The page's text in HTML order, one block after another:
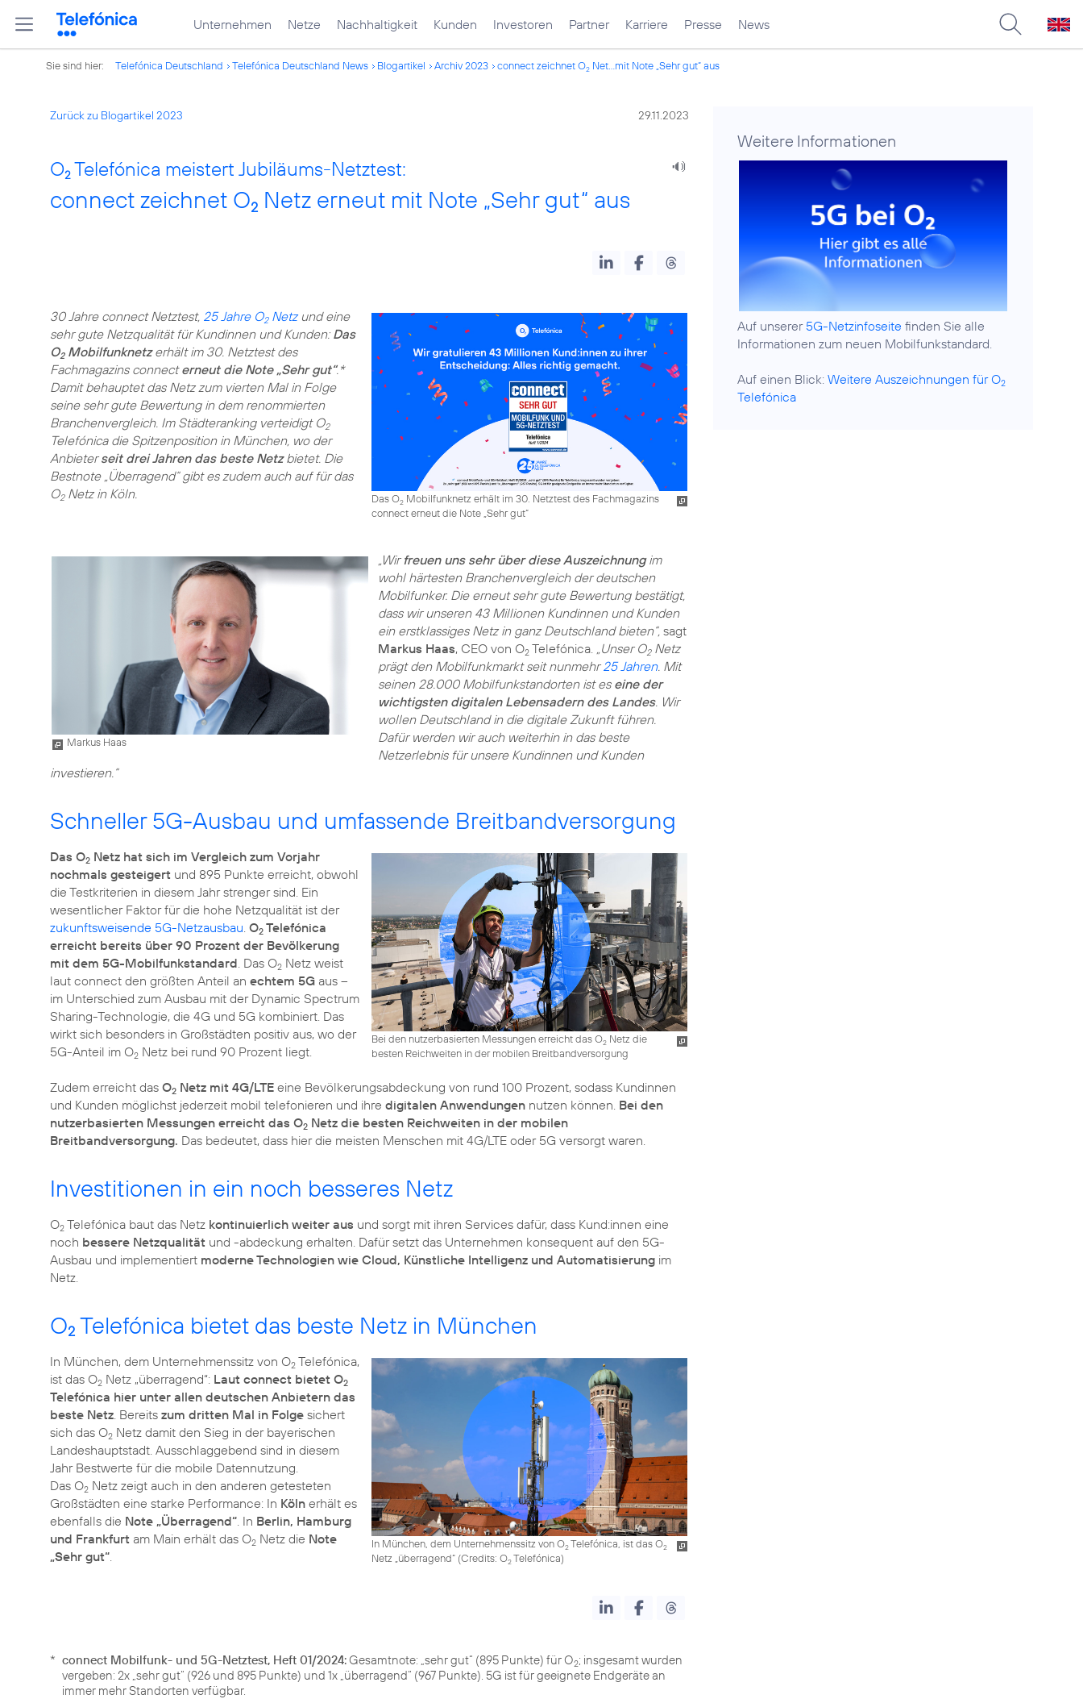
Unternehmen Netze Nachhaltigkeit Kunden Investoren Partner Karriere Presse News
Sie sind hier: Telefónica Deutschland Telefónica Deutschland News Blogartikel Archiv 2023 connect zeichnet O2 Net...mit Note „Sehr gut“ aus
Zurück zu Blogartikel 2023 29.11.2023
O2 Telefónica meistert Jubiläums-Netztest:
connect zeichnet O2 Netz erneut mit Note „Sehr gut“ aus
Das O2Mobilfunknetz erhält im 30. Netztest des Fachmagazins
connect erneut die Note „Sehr gut“
30 Jahre connect Netztest, 25 Jahre O2Netzund eine
sehr gute Netzqualität für Kundinnen und Kunden: Das
O2Mobilfunknetzerhält im 30. Netztest des
Fachmagazins connecterneut die Note „Sehr gut“.*
Damit behauptet das Netz zum vierten Mal in Folge
seine sehr gute Bewertung in dem renommierten
Branchenvergleich. Im Städteranking verteidigt O2
Telefónica die Spitzenposition in München, wo der
Anbieterseit drei Jahren das beste Netzbietet. Die
Bestnote „Überragend“ gibt es zudem auch auf für das
O2Netz in Köln.
Markus Haas
„Wir freuen uns sehr über diese Auszeichnungim
wohl härtesten Branchenvergleich der deutschen
Mobilfunker. Die erneut sehr gute Bewertung bestätigt,
dass wir unseren 43 Millionen Kundinnen und Kunden
ein erstklassiges Netz in ganz Deutschland bieten“, sagt
Markus Haas, CEO von O2Telefónica. „Unser O2Netz
prägt den Mobilfunkmarkt seit nunmehr25 Jahren. Mit
seinen 28.000 Mobilfunkstandorten ist es eine der
wichtigsten digitalen Lebensadern des Landes. Wir
wollen Deutschland in die digitale Zukunft führen.
Dafür werden wir auch weiterhin in das beste
Netzerlebnis für unsere Kundinnen und Kunden
investieren.“
Schneller 5G-Ausbau und umfassende Breitbandversorgung
Bei den nutzerbasierten Messungen erreicht das O2Netz die
besten Reichweiten in der mobilen Breitbandversorgung
Das O2 Netz hat sich im Vergleich zum Vorjahr
nochmals gesteigert und 895 Punkte erreicht, obwohl
die Testkriterien in diesem Jahr strenger sind. Ein
wesentlicher Faktor für die hohe Netzqualität ist der
zukunftsweisende 5G-Netzausbau O2 Telefónica
erreicht bereits über 90 Prozent der Bevölkerung
mit dem 5G-Mobilfunkstandard . Das O2 Netz weist
laut connect den größten Anteil an echtem 5G aus –
im Unterschied zum Ausbau mit der Dynamic Spectrum
Sharing-Technologie, die 4G und 5G kombiniert. Das
wirkt sich besonders in Großstädten positiv aus, wo der
5G-Anteil im O2 Netz bei rund 90 Prozent liegt.
Zudem erreicht das O2 Netz mit 4G/LTE eine Bevölkerungsabdeckung von rund 100 Prozent, sodass Kundinnen
und Kunden möglichst jederzeit mobil telefonieren und ihre digitalen Anwendungen nutzen können. Bei den
nutzerbasierten Messungen erreicht das O2 Netz die besten Reichweiten in der mobilen
Breitbandversorgung. Das bedeutet, dass hier die meisten Menschen mit 4G/LTE oder 5G versorgt waren.
Investitionen in ein noch besseres Netz
O2 Telefónica baut das Netz kontinuierlich weiter aus und sorgt mit ihren Services dafür, dass Kund:innen eine
noch bessere Netzqualität und -abdeckung erhalten. Dafür setzt das Unternehmen konsequent auf den 5G-
Ausbau und implementiert moderne Technologien wie Cloud, Künstliche Intelligenz und Automatisierung im
Netz.
O2 Telefónica bietet das beste Netz in München
In München, dem Unternehmenssitz von O2Telefónica, ist das O2
Netz „überragend“ (Credits: O2Telefónica)
In München, dem Unternehmenssitz von O2 Telefónica,
ist das O2 Netz „überragend“: Laut connect bietet O2
Telefónica hier unter allen deutschen Anbietern das
beste Netz . Bereits zum dritten Mal in Folge sichert
sich das O2 Netz damit den Sieg in der bayerischen
Landeshauptstadt. Ausschlaggebend sind in diesem
Jahr Bestwerte für die mobile Datennutzung.
Das O2 Netz zeigt auch in den anderen getesteten
Großstädten eine starke Performance: In Köln erhält es
ebenfalls die Note „Überragend“ . In Berlin, Hamburg
und Frankfurt am Main erhält das O2 Netz die Note
„Sehr gut“
* connect Mobilfunk- und 5G-Netztest, Heft 01/2024:Gesamtnote: „sehr gut“ (895 Punkte) für O2; insgesamt wurden
vergeben: 2x „sehr gut“ (926 und 895 Punkte) und 1x „überragend“ (967 Punkte). 5G ist für geeignete Endgeräte an
immer mehr Standorten verfügbar.
Weitere Informationen
Auf unserer 5G-Netzinfoseite finden Sie alle
Informationen zum neuen Mobilfunkstandard.
Auf einen Blick:Weitere Auszeichnungen für O2
Telefónica